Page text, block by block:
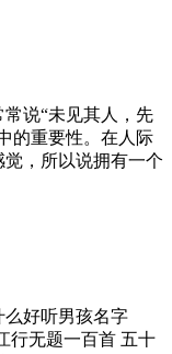
说“未见其人，先
的重要性。在人际
，所以说拥有一个
好听男孩名字
行无题一百首 五十